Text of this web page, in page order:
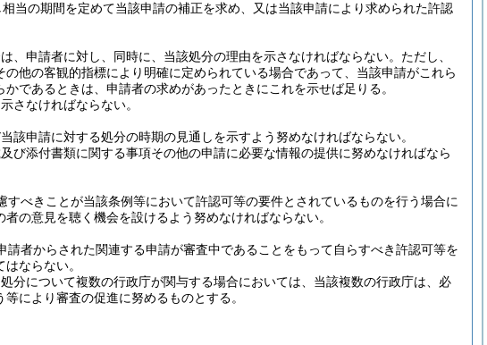
相当の期間を定めて当該申請の補正を求め、又は当該申請により求められた許認
申請者に対し、同時に、当該処分の理由を示さなければならない。 ただし、
他の客観的指標により明確に定められている場合であって、当該申請がこれら
であるときは、申請者の求めがあったときにこれを示せば足りる。
さなければならない。
申請に対する処分の時期の見通しを示すよう努めなければならない。
添付書類に関する事項その他の申請に必要な情報の提供に努めなければなら
べきことが当該条例等において許認可等の要件とされているものを行う場合に
の意見を聴く機会を設けるよう努めなければならない。
者からされた関連する申請が審査中であることをもって自らすべき許認可等を
ならない。
分について複数の行政庁が関与する場合においては、当該複数の行政庁は、必
により審査の促進に努めるものとする。